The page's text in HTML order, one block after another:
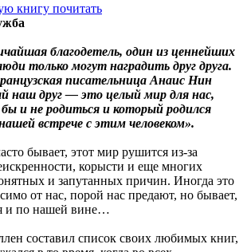
книгу почитать
благодетель, один из ценнейших
только могут наградить друг друга.
писательница Анаис Нин
наш друг — это целый мир для нас,
и не родиться и который родился
встрече с этим человеком».
бывает, этот мир рушится из-за
корысти и еще многих
и запутанных причин. Иногда это
от нас, порой нас предают, но бывает,
и по нашей вине…
составил список своих любимых книг,